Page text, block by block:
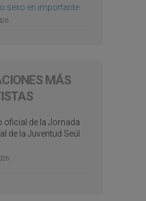
sexo en importante
MÁS
oficial de la Jornada
de la Juventud Seúl